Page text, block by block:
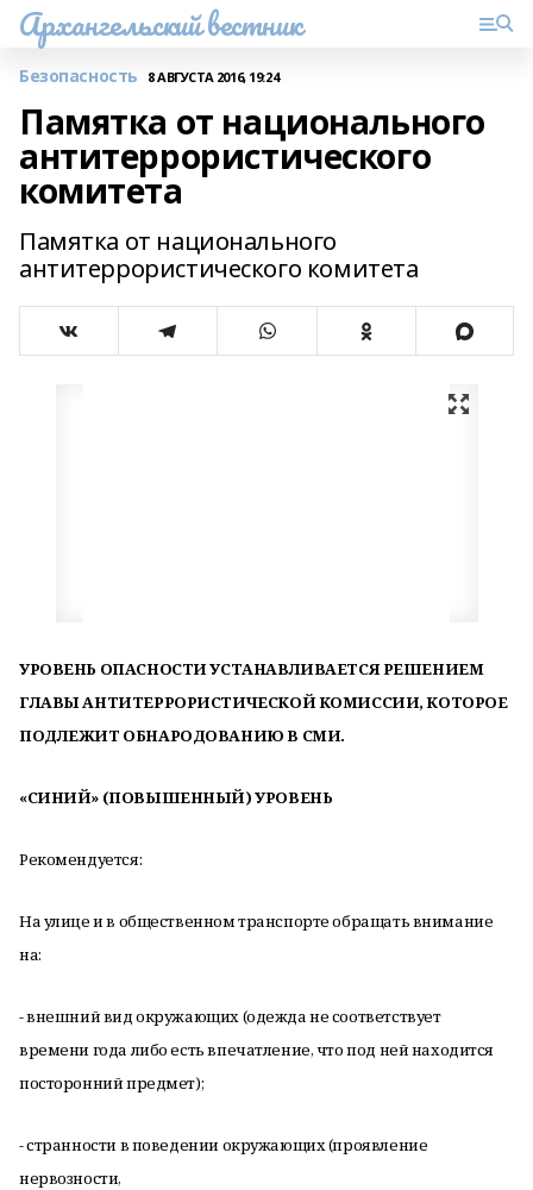
Архангельский вестник
Безопасность 8 АВГУСТА 2016, 19:24
Памятка от национального
антитеррористического
комитета
Памятка от национального
антитеррористического комитета
УРОВЕНЬ ОПАСНОСТИ УСТАНАВЛИВАЕТСЯ РЕШЕНИЕМ
ГЛАВЫ АНТИТЕРРОРИСТИЧЕСКОЙ КОМИССИИ, КОТОРОЕ
ПОДЛЕЖИТ ОБНАРОДОВАНИЮ В СМИ.
«СИНИЙ» (ПОВЫШЕННЫЙ) УРОВЕНЬ
Рекомендуется:
На улице и в общественном транспорте обращать внимание
на:
- внешний вид окружающих (одежда не соответствует
времени года либо есть впечатление, что под ней находится
посторонний предмет);
- странности в поведении окружающих (проявление
нервозности,